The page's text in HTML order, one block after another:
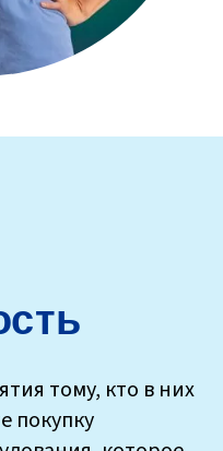
тому, кто в них
покупку